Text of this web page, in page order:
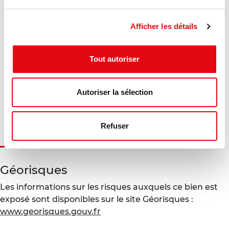
Afficher les détails
Tout autoriser
Autoriser la sélection
Refuser
Diagnostic en cours de réalisation
Diagnostic en cours de réalisation
Géorisques
Les informations sur les risques auxquels ce bien est
exposé sont disponibles sur le site Géorisques :
www.georisques.gouv.fr